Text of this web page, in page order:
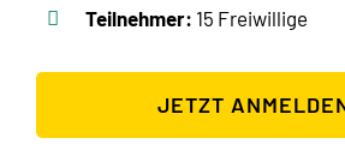
Teilnehmer: 15 Freiwillige
JETZT